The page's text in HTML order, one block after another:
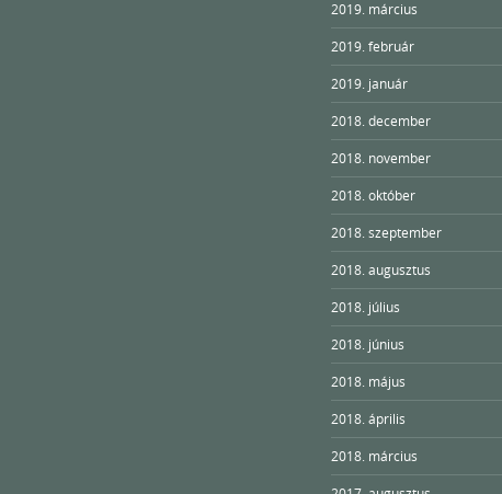
2019. március
2019. február
2019. január
2018. december
2018. november
2018. október
2018. szeptember
2018. augusztus
2018. július
2018. június
2018. május
2018. április
2018. március